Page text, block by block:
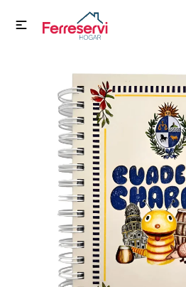

Herramientas y Construcción
Electrodomésticos
Tecnología
Deportes